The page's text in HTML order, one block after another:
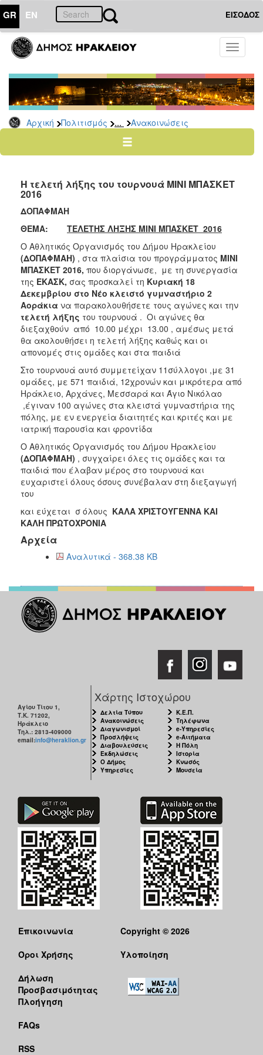
GR EN ΕΙΣΟΔΟΣ
Toggle
Αρχική Πολιτισμός ... Ανακοινώσεις
ΠΟΛΙΤΙΣΜΟΣ
Ποδήλατα
ΤΟΠΟΣ
ΔΗΜΟΣ
ΠΟΛΗ
Η τελετή λήξης του τουρνουά ΜΙΝΙ ΜΠΑΣΚΕΤ
2016
ΔΟΠΑΦΜΑΗ
ΘΕΜΑ: ΤΕΛΕΤΗΣ ΛΗΞΗΣ ΜΙΝΙ ΜΠΑΣΚΕΤ 2016
Ο Αθλητικός Οργανισμός του Δήμου Ηρακλείου
(ΔΟΠΑΦΜΑΗ) , στα πλαίσια του προγράμματος ΜΙΝΙ
ΜΠΑΣΚΕΤ 2016, που διοργάνωσε, με τη συνεργασία
της ΕΚΑΣΚ, σας προσκαλεί τη Κυριακή 18
Δεκεμβρίου στο Νέο κλειστό γυμναστήριο 2
Αοράκια να παρακολουθήσετε τους αγώνες και την
τελετή λήξης του τουρνουά . Οι αγώνες θα
διεξαχθούν από 10.00 μέχρι 13.00 , αμέσως μετά
θα ακολουθήσει η τελετή λήξης καθώς και οι
απονομές στις ομάδες και στα παιδιά
Στο τουρνουά αυτό συμμετείχαν 11σύλλογοι ,με 31
ομάδες, με 571 παιδιά, 12χρονών και μικρότερα από
Ηράκλειο, Αρχάνες, Μεσσαρά και Άγιο Νικόλαο
,έγιναν 100 αγώνες στα κλειστά γυμναστήρια της
πόλης, με εν ενεργεία διαιτητές και κριτές και με
ιατρική παρουσία και φροντίδα
Ο Αθλητικός Οργανισμός του Δήμου Ηρακλείου
(ΔΟΠΑΦΜΑΗ) , συγχαίρει όλες τις ομάδες και τα
παιδιά που έλαβαν μέρος στο τουρνουά και
ευχαριστεί όλους όσους συνέβαλαν στη διεξαγωγή
του
και εύχεται σ όλους ΚΑΛΑ ΧΡΙΣΤΟΥΓΕΝΝΑ ΚΑΙ
ΚΑΛΗ ΠΡΩΤΟΧΡΟΝΙΑ
Αρχεία
Αναλυτικά - 368.38 KB
Αγίου Τίτου 1,
Τ.Κ. 71202,
Ηράκλειο
Τηλ.: 2813-409000
email:info@heraklion.gr
Χάρτης Ιστοχώρου
Δελτία Τύπου
Ανακοινώσεις
Διαγωνισμοί
Προσλήψεις
Διαβουλεύσεις
Εκδηλώσεις
Ο Δήμος
Υπηρεσίες
Κ.Ε.Π.
Τηλέφωνα
e-Υπηρεσίες
e-Αιτήματα
Η Πόλη
Ιστορία
Κνωσός
Μουσεία
Επικοινωνία
Όροι Χρήσης
Δήλωση
Προσβασιμότητας
Πλοήγηση
FAQs
RSS
Copyright © 2026
Υλοποίηση